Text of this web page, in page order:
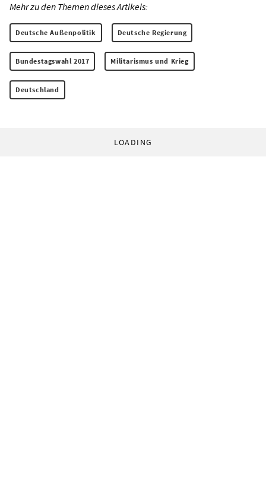
Mehr zu den Themen dieses Artikels:
Deutsche Außenpolitik Deutsche Regierung
Bundestagswahl 2017 Militarismus und Krieg
Deutschland
LOADING